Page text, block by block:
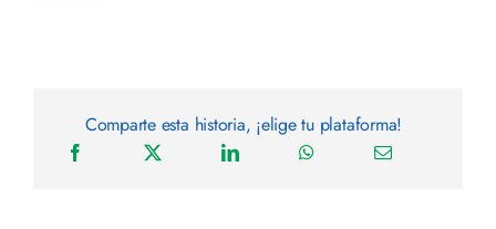
Comparte esta historia, ¡elige tu plataforma!